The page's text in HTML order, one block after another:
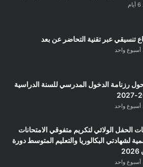
تنسيقي عبر تقنية التحاضر عن بعد
أسبوع واحد
حول رزنامة الدخول المدرسي للسنة الدراسية
أسبوع واحد
الحفل الولائي لتكريم متفوقي الامتحانات
لشهادتي البكالوريا والتعليم المتوسط دورة
أسبوع واحد